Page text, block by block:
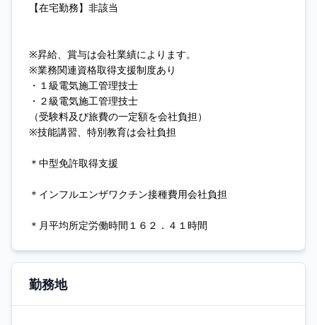
【在宅勤務】非該当
※昇給、賞与は会社業績によります。
※業務関連資格取得支援制度あり
・１級電気施工管理技士
・２級電気施工管理技士
（受験料及び旅費の一定額を会社負担）
※技能講習、特別教育は会社負担
＊中型免許取得支援
＊インフルエンザワクチン接種費用会社負担
＊月平均所定労働時間１６２．４１時間
勤務地